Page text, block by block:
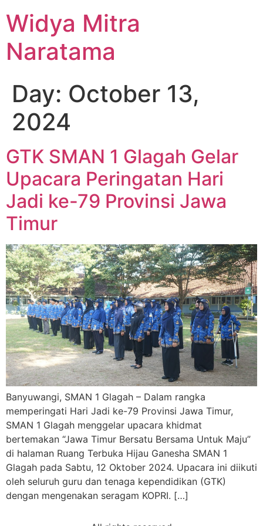
Widya Mitra
Naratama
Day: October 13,
2024
GTK SMAN 1 Glagah Gelar
Upacara Peringatan Hari
Jadi ke-79 Provinsi Jawa
Timur
Banyuwangi, SMAN 1 Glagah – Dalam rangka
memperingati Hari Jadi ke-79 Provinsi Jawa Timur,
SMAN 1 Glagah menggelar upacara khidmat
bertemakan “Jawa Timur Bersatu Bersama Untuk Maju”
di halaman Ruang Terbuka Hijau Ganesha SMAN 1
Glagah pada Sabtu, 12 Oktober 2024. Upacara ini diikuti
oleh seluruh guru dan tenaga kependidikan (GTK)
dengan mengenakan seragam KOPRI. […]